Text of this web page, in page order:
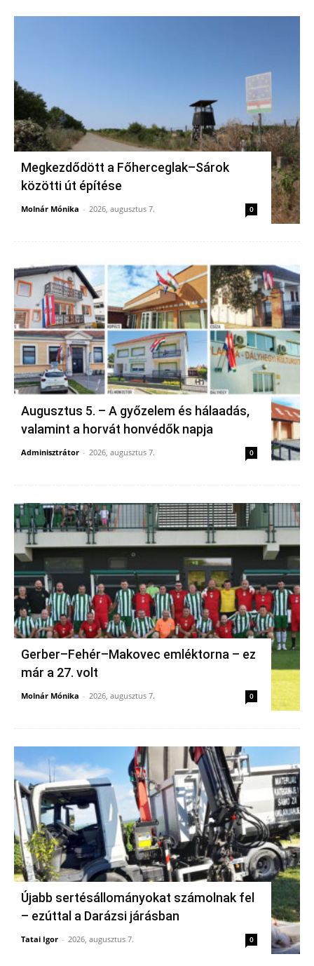
Megkezdődött a Főherceglak–Sárok
közötti út építése
Molnár Mónika - 2026, augusztus 7. 0
Augusztus 5. – A győzelem és hálaadás,
valamint a horvát honvédők napja
Adminisztrátor - 2026, augusztus 7. 0
Gerber–Fehér–Makovec emléktorna – ez
már a 27. volt
Molnár Mónika - 2026, augusztus 7. 0
Újabb sertésállományokat számolnak fel
– ezúttal a Darázsi járásban
Tatai Igor - 2026, augusztus 7. 0